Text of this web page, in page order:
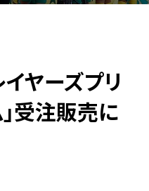
イヤーズプリ
受注販売に